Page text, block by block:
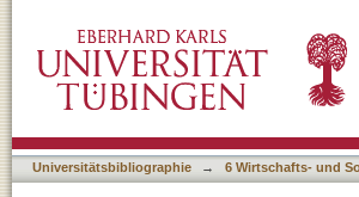
health trajectories using the
Universitätsbibliographie → 6 Wirtschafts- und